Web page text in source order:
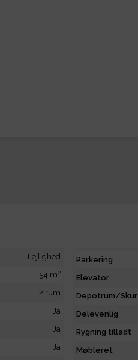
Lejlighed
54 m2
2 rum
Ja
Ja
Ja
Parkering
Elevator
Depotrum/Skur
Delevenlig
Rygning tilladt
Møbleret